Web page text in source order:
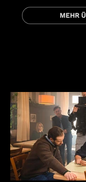
MEHR